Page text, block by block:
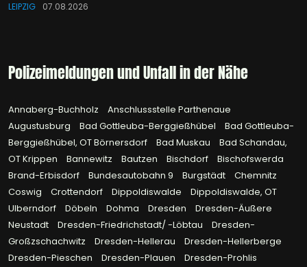
LEIPZIG 07.08.2026
Polizeimeldungen und Unfall in der Nähe
Annaberg-Buchholz
Anschlussstelle Parthenaue
Augustusburg
Bad Gottleuba-Berggießhübel
Bad Gottleuba-
Berggießhübel, OT Börnersdorf
Bad Muskau
Bad Schandau,
OT Krippen
Bannewitz Bautzen Bischdorf
Bischofswerda
Brand-Erbisdorf
Bundesautobahn 9 Burgstädt
Chemnitz
Coswig
Crottendorf Dippoldiswalde
Dippoldiswalde, OT
Ulberndorf
Döbeln Dohma Dresden
Dresden-Äußere
Neustadt
Dresden-Friedrichstadt/ -Löbtau
Dresden-
Großzschachwitz
Dresden-Hellerau
Dresden-Hellerberge
Dresden-Pieschen
Dresden-Plauen
Dresden-Prohlis